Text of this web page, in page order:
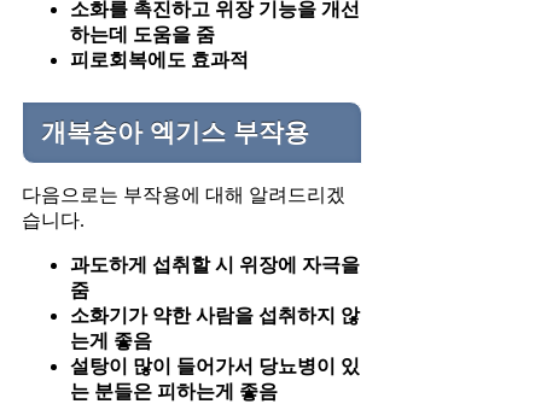
소화를 촉진하고 위장 기능을 개선
하는데 도움을 줌
피로회복에도 효과적
개복숭아 엑기스 부작용
다음으로는 부작용에 대해 알려드리겠
습니다.
과도하게 섭취할 시 위장에 자극을
줌
소화기가 약한 사람을 섭취하지 않
는게 좋음
설탕이 많이 들어가서 당뇨병이 있
는 분들은 피하는게 좋음